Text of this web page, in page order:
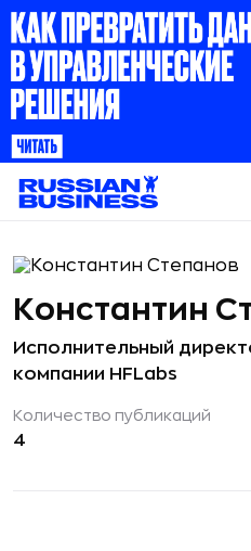
Константин
Исполнительный
компании HFLabs
Количество публикаций
4